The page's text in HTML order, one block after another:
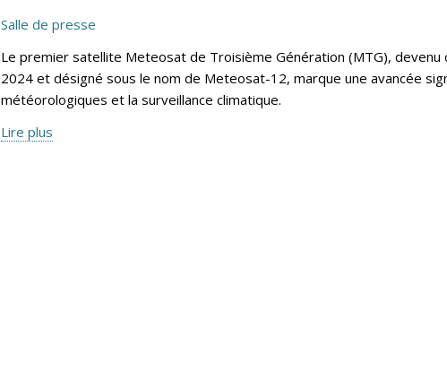
Salle de presse
Le premier satellite Meteosat de Troisième Génération (MTG),
2024 et désigné sous le nom de Meteosat-12, marque une avancée
météorologiques et la surveillance climatique.
Lire plus